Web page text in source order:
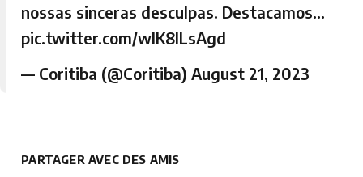
nossas sinceras desculpas. Destacamos…
pic.twitter.com/wIK8lLsAgd
— Coritiba (@Coritiba) August 21, 2023
PARTAGER AVEC DES AMIS